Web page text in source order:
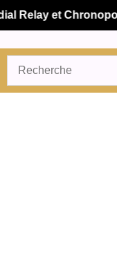
et Chronopost